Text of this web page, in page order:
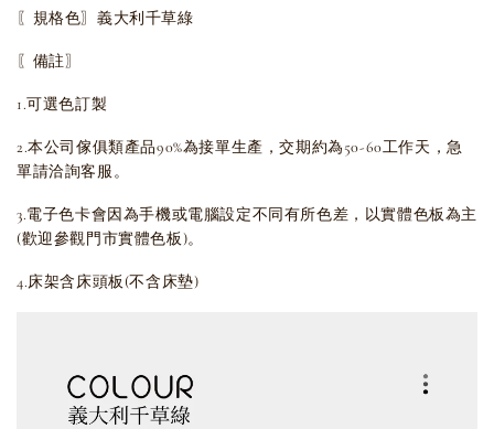
〖規格色〗義大利千草綠
〖備註〗
1.可選色訂製
2.本公司傢俱類產品90%為接單生產，交期約為50-60工作天，急
單請洽詢客服。
3.電子色卡會因為手機或電腦設定不同有所色差，以實體色板為主
(歡迎參觀門市實體色板)。
4.床架含床頭板(不含床墊)